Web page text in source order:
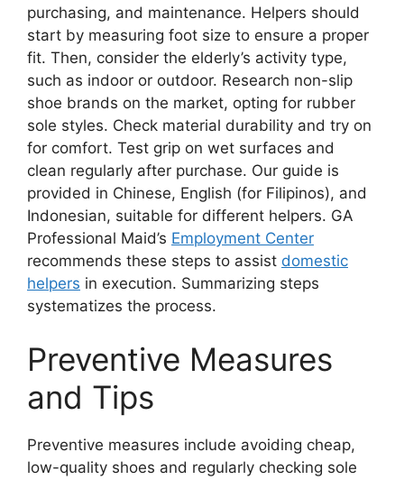
purchasing, and maintenance. Helpers should
start by measuring foot size to ensure a proper
fit. Then, consider the elderly’s activity type,
such as indoor or outdoor. Research non-slip
shoe brands on the market, opting for rubber
sole styles. Check material durability and try on
for comfort. Test grip on wet surfaces and
clean regularly after purchase. Our guide is
provided in Chinese, English (for Filipinos), and
Indonesian, suitable for different helpers. GA
Professional Maid’s Employment Center
recommends these steps to assist domestic
helpers in execution. Summarizing steps
systematizes the process.
Preventive Measures
and Tips
Preventive measures include avoiding cheap,
low-quality shoes and regularly checking sole